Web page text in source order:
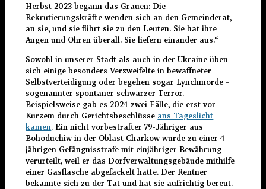
Herbst 2023 begann das Grauen: Die
Rekrutierungskräfte wenden sich an den Gemeinderat,
an sie, und sie führt sie zu den Leuten. Sie hat ihre
Augen und Ohren überall. Sie liefern einander aus.“
Sowohl in unserer Stadt als auch in der Ukraine üben
sich einige besonders Verzweifelte in bewaffneter
Selbstverteidigung oder begehen sogar Lynchmorde –
sogenannter spontaner schwarzer Terror.
Beispielsweise gab es 2024 zwei Fälle, die erst vor
Kurzem durch Gerichtsbeschlüsse ans Tageslicht
kamen. Ein nicht vorbestrafter 79-Jähriger aus
Bohoduchiw in der Oblast Charkow wurde zu einer 4-
jährigen Gefängnisstrafe mit einjähriger Bewährung
verurteilt, weil er das Dorfverwaltungsgebäude mithilfe
einer Gasflasche abgefackelt hatte. Der Rentner
bekannte sich zu der Tat und hat sie aufrichtig bereut.